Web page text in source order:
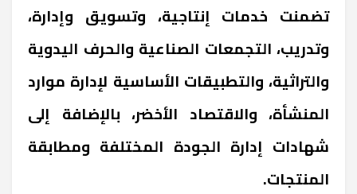
تضمنت خدمات إنتاجية، وتسويق وإدارة،
وتدريب، التجمعات الصناعية والحرف اليدوية
والتراثية، والتطبيقات الأساسية لإدارة موارد
المنشأة، والاقتصاد الأخضر، بالإضافة إلى
شهادات إدارة الجودة المختلفة ومطابقة
المنتجات.